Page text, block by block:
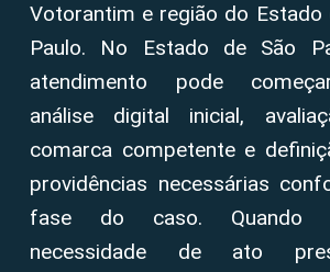
Votorantim e região do Estado
Paulo. No Estado de São
atendimento pode
análise digital inicial,
comarca competente e
providências necessárias
fase do caso. Quando
necessidade de ato